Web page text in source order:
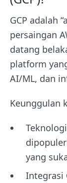
GCP adalah
persaingan
datang
platform
AI/ML, dan
Keunggulan
yang
Integrasi